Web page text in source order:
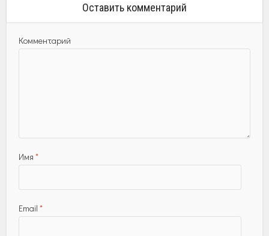
Оставить комментарий
Комментарий
Имя *
Email *